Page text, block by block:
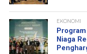
EKONOMI
Niaga